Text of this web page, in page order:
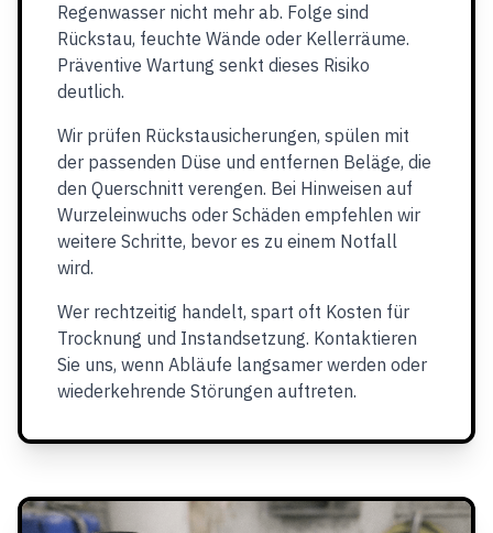
Regenwasser nicht mehr ab. Folge sind
Rückstau, feuchte Wände oder Kellerräume.
Präventive Wartung senkt dieses Risiko
deutlich.
Wir prüfen Rückstausicherungen, spülen mit
der passenden Düse und entfernen Beläge, die
den Querschnitt verengen. Bei Hinweisen auf
Wurzeleinwuchs oder Schäden empfehlen wir
weitere Schritte, bevor es zu einem Notfall
wird.
Wer rechtzeitig handelt, spart oft Kosten für
Trocknung und Instandsetzung. Kontaktieren
Sie uns, wenn Abläufe langsamer werden oder
wiederkehrende Störungen auftreten.